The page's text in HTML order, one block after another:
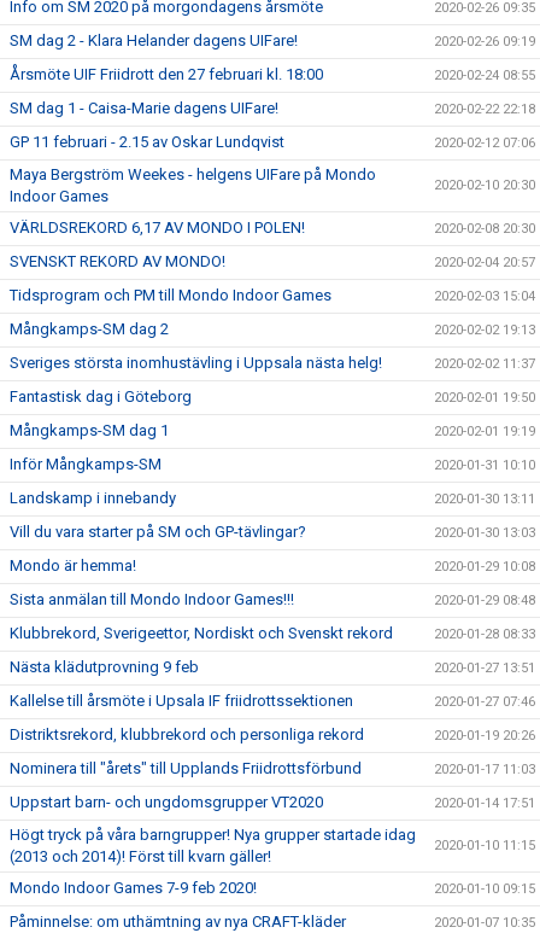
Info om SM 2020 på morgondagens årsmöte 2020-02-26 09:35
SM dag 2 - Klara Helander dagens UIFare! 2020-02-26 09:19
Årsmöte UIF Friidrott den 27 februari kl. 18:00 2020-02-24 08:55
SM dag 1 - Caisa-Marie dagens UIFare! 2020-02-22 22:18
GP 11 februari - 2.15 av Oskar Lundqvist 2020-02-12 07:06
Maya Bergström Weekes - helgens UIFare på Mondo
Indoor Games
2020-02-10 20:30
VÄRLDSREKORD 6,17 AV MONDO I POLEN! 2020-02-08 20:30
SVENSKT REKORD AV MONDO! 2020-02-04 20:57
Tidsprogram och PM till Mondo Indoor Games 2020-02-03 15:04
Mångkamps-SM dag 2 2020-02-02 19:13
Sveriges största inomhustävling i Uppsala nästa helg! 2020-02-02 11:37
Fantastisk dag i Göteborg 2020-02-01 19:50
Mångkamps-SM dag 1 2020-02-01 19:19
Inför Mångkamps-SM 2020-01-31 10:10
Landskamp i innebandy 2020-01-30 13:11
Vill du vara starter på SM och GP-tävlingar? 2020-01-30 13:03
Mondo är hemma! 2020-01-29 10:08
Sista anmälan till Mondo Indoor Games!!! 2020-01-29 08:48
Klubbrekord, Sverigeettor, Nordiskt och Svenskt rekord 2020-01-28 08:33
Nästa klädutprovning 9 feb 2020-01-27 13:51
Kallelse till årsmöte i Upsala IF friidrottssektionen 2020-01-27 07:46
Distriktsrekord, klubbrekord och personliga rekord 2020-01-19 20:26
Nominera till "årets" till Upplands Friidrottsförbund 2020-01-17 11:03
Uppstart barn- och ungdomsgrupper VT2020 2020-01-14 17:51
Högt tryck på våra barngrupper! Nya grupper startade idag
(2013 och 2014)! Först till kvarn gäller!
2020-01-10 11:15
Mondo Indoor Games 7-9 feb 2020! 2020-01-10 09:15
Påminnelse: om uthämtning av nya CRAFT-kläder 2020-01-07 10:35